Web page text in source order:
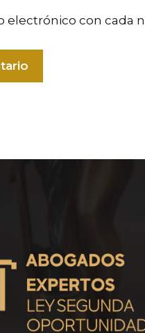
electrónico con cada